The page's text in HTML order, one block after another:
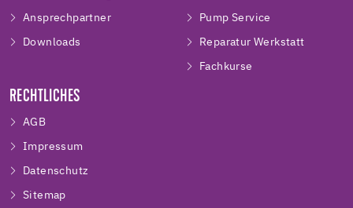
Ansprechpartner
Downloads
Pump Service
Reparatur Werkstatt
Fachkurse
RECHTLICHES
AGB
Impressum
Datenschutz
Sitemap